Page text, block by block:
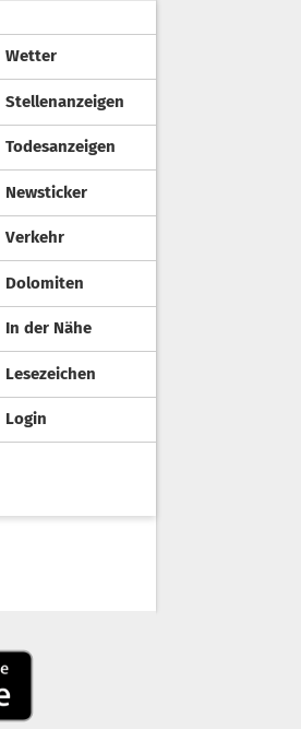
Wetter
Stellenanzeigen
Todesanzeigen
Newsticker
Verkehr
Dolomiten
In der Nähe
Lesezeichen
Login